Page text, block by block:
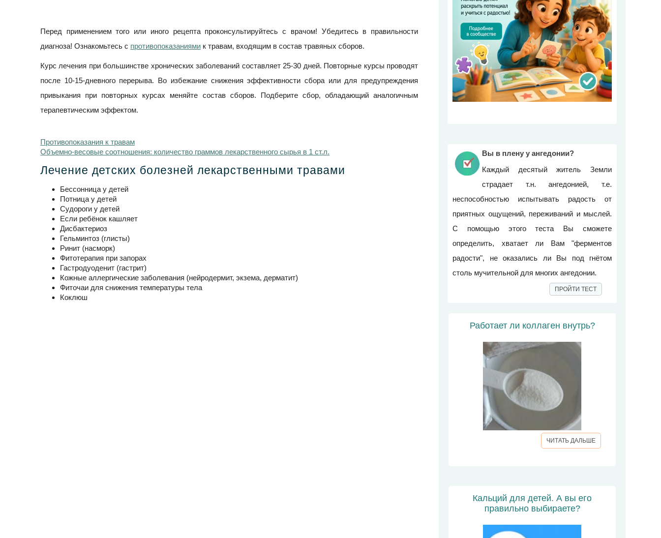
Перед применением того или иного рецепта проконсультируйтесь с врачом! Убедитесь в правильности
диагноза! Ознакомьтесь с противопоказаниями к травам, входящим в состав травяных сборов.
Курс лечения при большинстве хронических заболеваний составляет 25-30 дней. Повторные курсы проводят
после 10-15-дневного перерыва. Во избежание снижения эффективности сбора или для предупреждения
привыкания при повторных курсах меняйте состав сборов. Подберите сбор, обладающий аналогичным
терапевтическим эффектом.
Противопоказания к травам
Объемно-весовые соотношения: количество граммов лекарственного сырья в 1 ст.л.
Лечение детских болезней лекарственными травами
Бессонница у детей
Потница у детей
Судороги у детей
Если ребёнок кашляет
Дисбактериоз
Гельминтоз (глисты)
Ринит (насморк)
Фитотерапия при запорах
Гастродуоденит (гастрит)
Кожные аллергические заболевания (нейродермит, экзема, дерматит)
Фиточаи для снижения температуры тела
Коклюш
Вы в плену у ангедонии?
Каждый десятый житель Земли
страдает т.н. ангедонией, т.е.
неспособностью испытывать радость от
приятных ощущений, переживаний и мыслей.
С помощью этого теста Вы сможете
определить, хватает ли Вам "ферментов
радости", не оказались ли Вы под гнётом
столь мучительной для многих ангедонии.
ПРОЙТИ ТЕСТ
Работает ли коллаген внутрь?
ЧИТАТЬ ДАЛЬШЕ
Кальций для детей. А вы его
правильно выбираете?